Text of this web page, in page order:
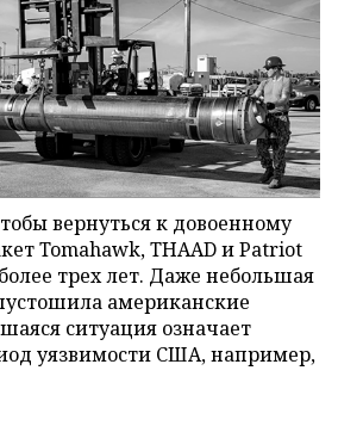
вернуться к довоенному
Tomahawk, THAAD и Patriot
трех лет. Даже небольшая
американские
ситуация означает
уязвимости США, например,